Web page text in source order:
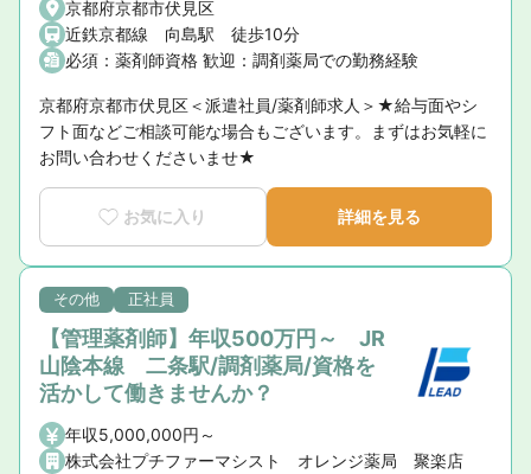
京都府京都市伏見区
近鉄京都線 向島駅 徒歩10分
必須：薬剤師資格 歓迎：調剤薬局での勤務経験
京都府京都市伏見区＜派遣社員/薬剤師求人＞★給与面やシ
フト面などご相談可能な場合もございます。まずはお気軽に
お問い合わせくださいませ★
お気に入り 詳細を見る
その他 正社員
【管理薬剤師】年収500万円～ JR
山陰本線 二条駅/調剤薬局/資格を
活かして働きませんか？
年収5,000,000円～
株式会社プチファーマシスト オレンジ薬局 聚楽店